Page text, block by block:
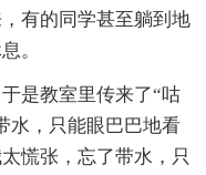
有的同学甚至躺到地
。
是教室里传来了“咕
水，只能眼巴巴地看
慌张，忘了带水，只